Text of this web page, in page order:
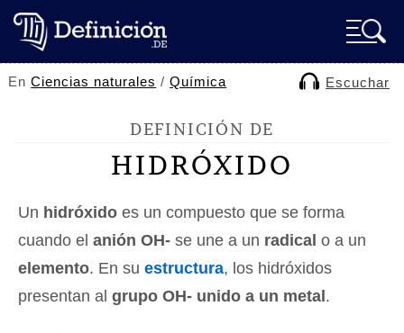
EnCiencias naturales /Química Escuchar
DEFINICIÓN DE
HIDRÓXIDO
Un hidróxido es un compuesto que se forma
cuando el anión OH- se une a un radical o a un
elemento. En su estructura, los hidróxidos
presentan al grupo OH- unido a un metal .